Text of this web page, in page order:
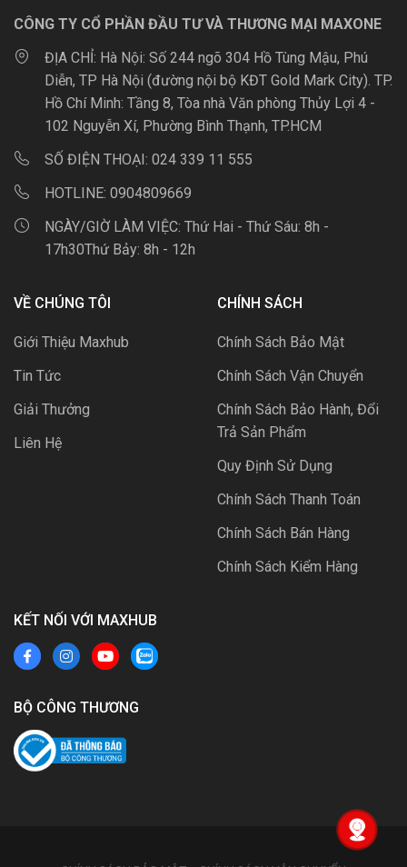
CÔNG TY CỔ PHẦN ĐẦU TƯ VÀ THƯƠNG MẠI MAXONE
ĐỊA CHỈ: Hà Nội: Số 244 ngõ 304 Hồ Tùng Mậu, Phú
Diễn, TP Hà Nội (đường nội bộ KĐT Gold Mark City). TP.
Hồ Chí Minh: Tầng 8, Tòa nhà Văn phòng Thủy Lợi 4 -
102 Nguyễn Xí, Phường Bình Thạnh, TP.HCM
SỐ ĐIỆN THOẠI: 024 339 11 555
HOTLINE: 0904809669
NGÀY/GIỜ LÀM VIỆC: Thứ Hai - Thứ Sáu: 8h -
17h30Thứ Bảy: 8h - 12h
VỀ CHÚNG TÔI
Giới Thiệu Maxhub
Tin Tức
Giải Thưởng
Liên Hệ
CHÍNH SÁCH
Chính Sách Bảo Mật
Chính Sách Vận Chuyển
Chính Sách Bảo Hành, Đổi
Trả Sản Phẩm
Quy Định Sử Dụng
Chính Sách Thanh Toán
Chính Sách Bán Hàng
Chính Sách Kiểm Hàng
KẾT NỐI VỚI MAXHUB
BỘ CÔNG THƯƠNG